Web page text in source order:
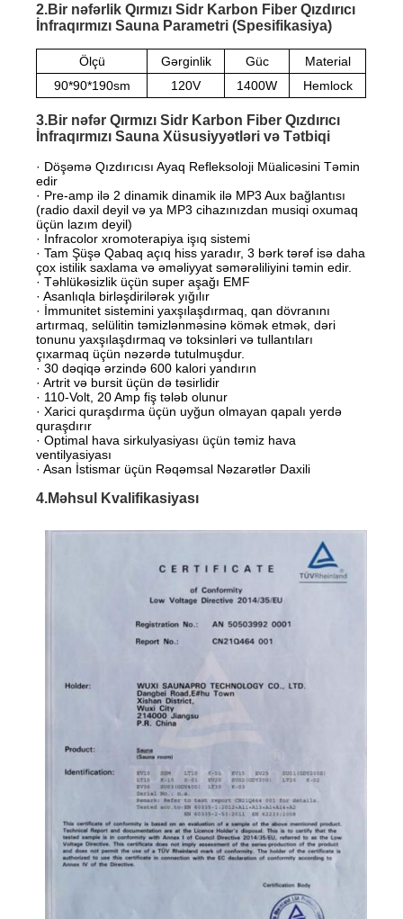
2.Bir nəfərlik Qırmızı Sidr Karbon Fiber Qızdırıcı
İnfraqırmızı Sauna Parametri (Spesifikasiya)
Ölçü Gərginlik Güc
Material
90*90*190sm
120V 1400W Hemlock
3.Bir nəfər Qırmızı Sidr Karbon Fiber Qızdırıcı
İnfraqırmızı Sauna Xüsusiyyətləri və Tətbiqi
· Döşəmə Qızdırıcısı Ayaq Refleksoloji Müalicəsini Təmin
edir
· Pre-amp ilə 2 dinamik dinamik ilə MP3 Aux bağlantısı
(radio daxil deyil və ya MP3 cihazınızdan musiqi oxumaq
üçün lazım deyil)
· Infracolor xromoterapiya işıq sistemi
· Tam Şüşə Qabaq açıq hiss yaradır, 3 bərk tərəf isə daha
çox istilik saxlama və əməliyyat səmərəliliyini təmin edir.
· Təhlükəsizlik üçün super aşağı EMF
· Asanlıqla birləşdirilərək yığılır
· İmmunitet sistemini yaxşılaşdırmaq, qan dövranını
artırmaq, selülitin təmizlənməsinə kömək etmək, dəri
tonunu yaxşılaşdırmaq və toksinləri və tullantıları
çıxarmaq üçün nəzərdə tutulmuşdur.
· 30 dəqiqə ərzində 600 kalori yandırın
· Artrit və bursit üçün də təsirlidir
· 110-Volt, 20 Amp fiş tələb olunur
· Xarici quraşdırma üçün uyğun olmayan qapalı yerdə
quraşdırır
· Optimal hava sirkulyasiyası üçün təmiz hava
ventilyasiyası
· Asan İstismar üçün Rəqəmsal Nəzarətlər Daxili
4.Məhsul Kvalifikasiyası